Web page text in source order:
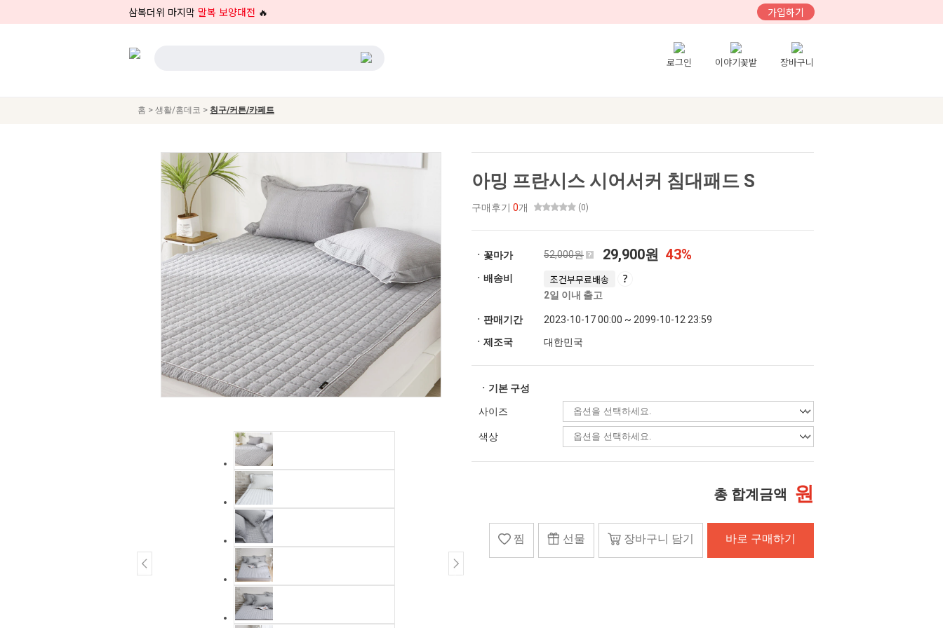
삼복더위 마지막 말복 보양대전 🔥 가입하기
로그인 이야기꽃밭 장바구니
홈 > 생활/홈데코 > 침구/커튼/카페트
아밍 프란시스 시어서커 침대패드 S
구매후기 0개 (0)
ㆍ꽃마가 52,000원 29,900원 43%
ㆍ배송비 조건부무료배송
2일 이내 출고
ㆍ판매기간
2023-10-17 00:00 ~ 2099-10-12 23:59
ㆍ제조국
대한민국
ㆍ기본 구성
사이즈
색상
총 합계금액 원
찜 선물 장바구니 담기 바로 구매하기